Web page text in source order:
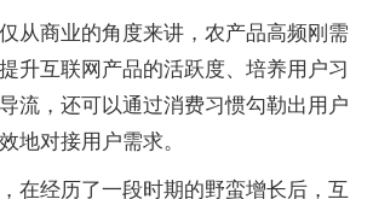
从商业的角度来讲，农产品高频刚需
升互联网产品的活跃度、培养用户习
流，还可以通过消费习惯勾勒出用户
地对接用户需求。
在经历了一段时期的野蛮增长后，互